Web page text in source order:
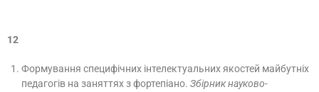
12
Формування специфічних інтелектуальних якостей майбутніх
педагогів на заняттях з фортепіано. Збірник науково-